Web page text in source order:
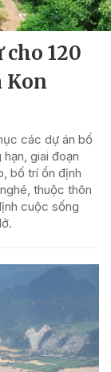
120
Kon
các dự án bố
giai đoạn
bố trí ổn định
thuộc thôn
cuộc sống